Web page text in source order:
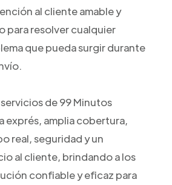
al cliente amable y
para resolver cualquier
que pueda surgir durante
de 99 Minutos
exprés, amplia cobertura,
real, seguridad y un
al cliente, brindando a los
confiable y eficaz para